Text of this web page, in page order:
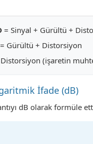
= Sinyal + Gürültü +
= Gürültü + Distorsiyon
(işaretin
İfade (dB)
dB olarak formüle